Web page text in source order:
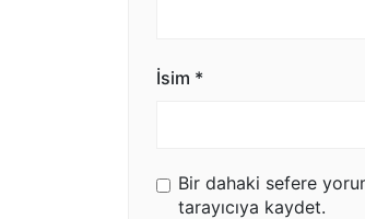
İsim *
Bir dahaki sefere
tarayıcıya kaydet.